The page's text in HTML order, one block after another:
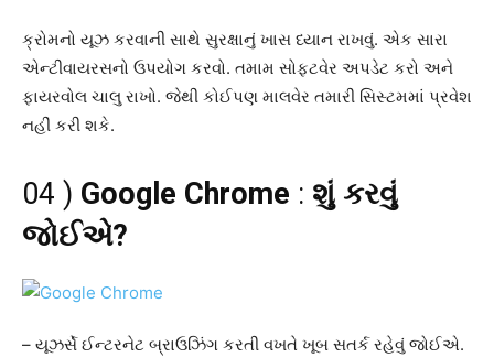
ક્રોમનો યૂઝ કરવાની સાથે સુરક્ષાનું ખાસ ધ્યાન રાખવું. એક સારા
એન્ટીવાયરસનો ઉપયોગ કરવો. તમામ સોફ્ટવેર અપડેટ કરો અને
ફાયરવોલ ચાલુ રાખો. જેથી કોઈપણ માલવેર તમારી સિસ્ટમમાં પ્રવેશ
નહીં કરી શકે.
04 ) Google Chrome : શું કરવું
જોઈએ?
– યૂઝર્સે ઈન્ટરનેટ બ્રાઉઝિંગ કરતી વખતે ખૂબ સતર્ક રહેવું જોઈએ.